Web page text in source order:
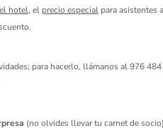
hotel, el precio especial para asistentes
para hacerlo, llámanos al 976
(no olvides llevar tu carnet de